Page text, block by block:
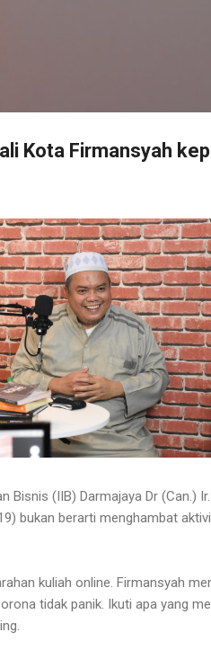
Kota Firmansyah
(IIB) Darmajaya Dr (Can.)
bukan berarti menghambat
kuliah online. Firmansyah
tidak panik. Ikuti apa yang